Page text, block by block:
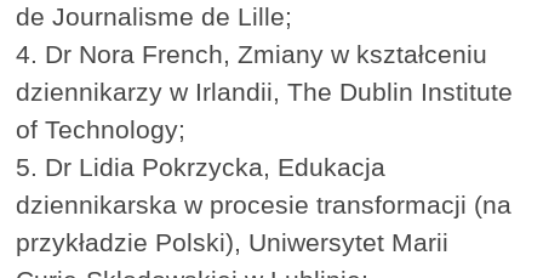
de Journalisme de Lille;
4. Dr Nora French, Zmiany w kształceniu
dziennikarzy w Irlandii, The Dublin Institute
of Technology;
5. Dr Lidia Pokrzycka, Edukacja
dziennikarska w procesie transformacji (na
przykładzie Polski), Uniwersytet Marii